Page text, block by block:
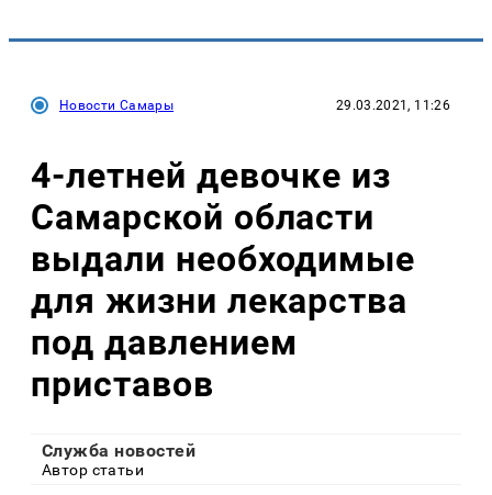
Новости Самары 29.03.2021, 11:26
4-летней девочке из
Самарской области
выдали необходимые
для жизни лекарства
под давлением
приставов
Служба новостей
Автор статьи